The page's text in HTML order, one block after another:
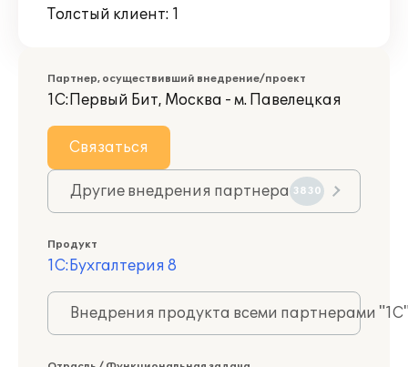
Толстый клиент: 1
Партнер, осуществивший внедрение/проект
1С:Первый Бит, Москва - м. Павелецкая
Связаться
Другие внедрения партнера 3830
Продукт
1С:Бухгалтерия 8
Внедрения продукта всеми партнерами